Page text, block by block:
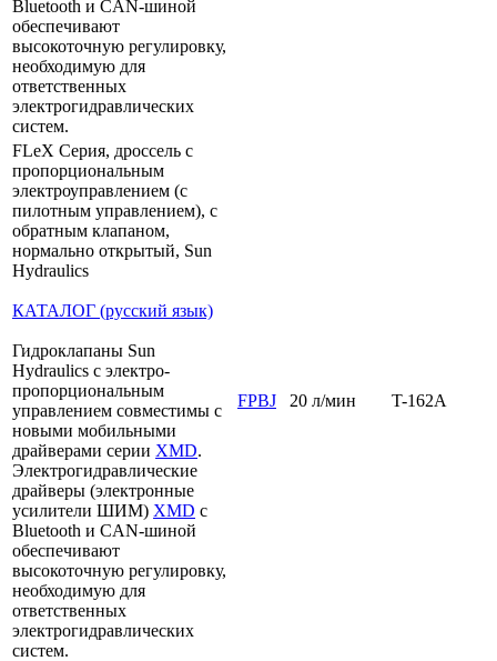
Bluetooth и CAN-шиной
обеспечивают
высокоточную регулировку,
необходимую для
ответственных
электрогидравлических
систем.
FLeX Серия, дроссель с
пропорциональным
электроуправлением (с
пилотным управлением), с
обратным клапаном,
нормально открытый, Sun
Hydraulics
КАТАЛОГ (русский язык)
Гидроклапаны Sun
Hydraulics с электро-
пропорциональным
управлением совместимы с
новыми мобильными
драйверами серии XMD.
Электрогидравлические
драйверы (электронные
усилители ШИМ) XMD с
Bluetooth и CAN-шиной
обеспечивают
высокоточную регулировку,
необходимую для
ответственных
электрогидравлических
систем.
FPBJ 20 л/мин T-162A